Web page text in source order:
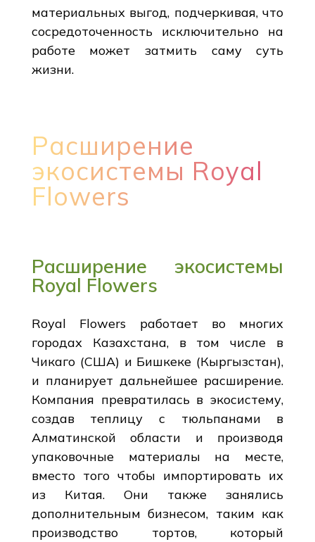
материальных выгод, подчеркивая, что
сосредоточенность исключительно на
работе может затмить саму суть
жизни.
Расширение
экосистемы Royal
Flowers
Расширение экосистемы
Royal Flowers
Royal Flowers работает во многих
городах Казахстана, в том числе в
Чикаго (США) и Бишкеке (Кыргызстан),
и планирует дальнейшее расширение.
Компания превратилась в экосистему,
создав теплицу с тюльпанами в
Алматинской области и производя
упаковочные материалы на месте,
вместо того чтобы импортировать их
из Китая. Они также занялись
дополнительным бизнесом, таким как
производство тортов, который